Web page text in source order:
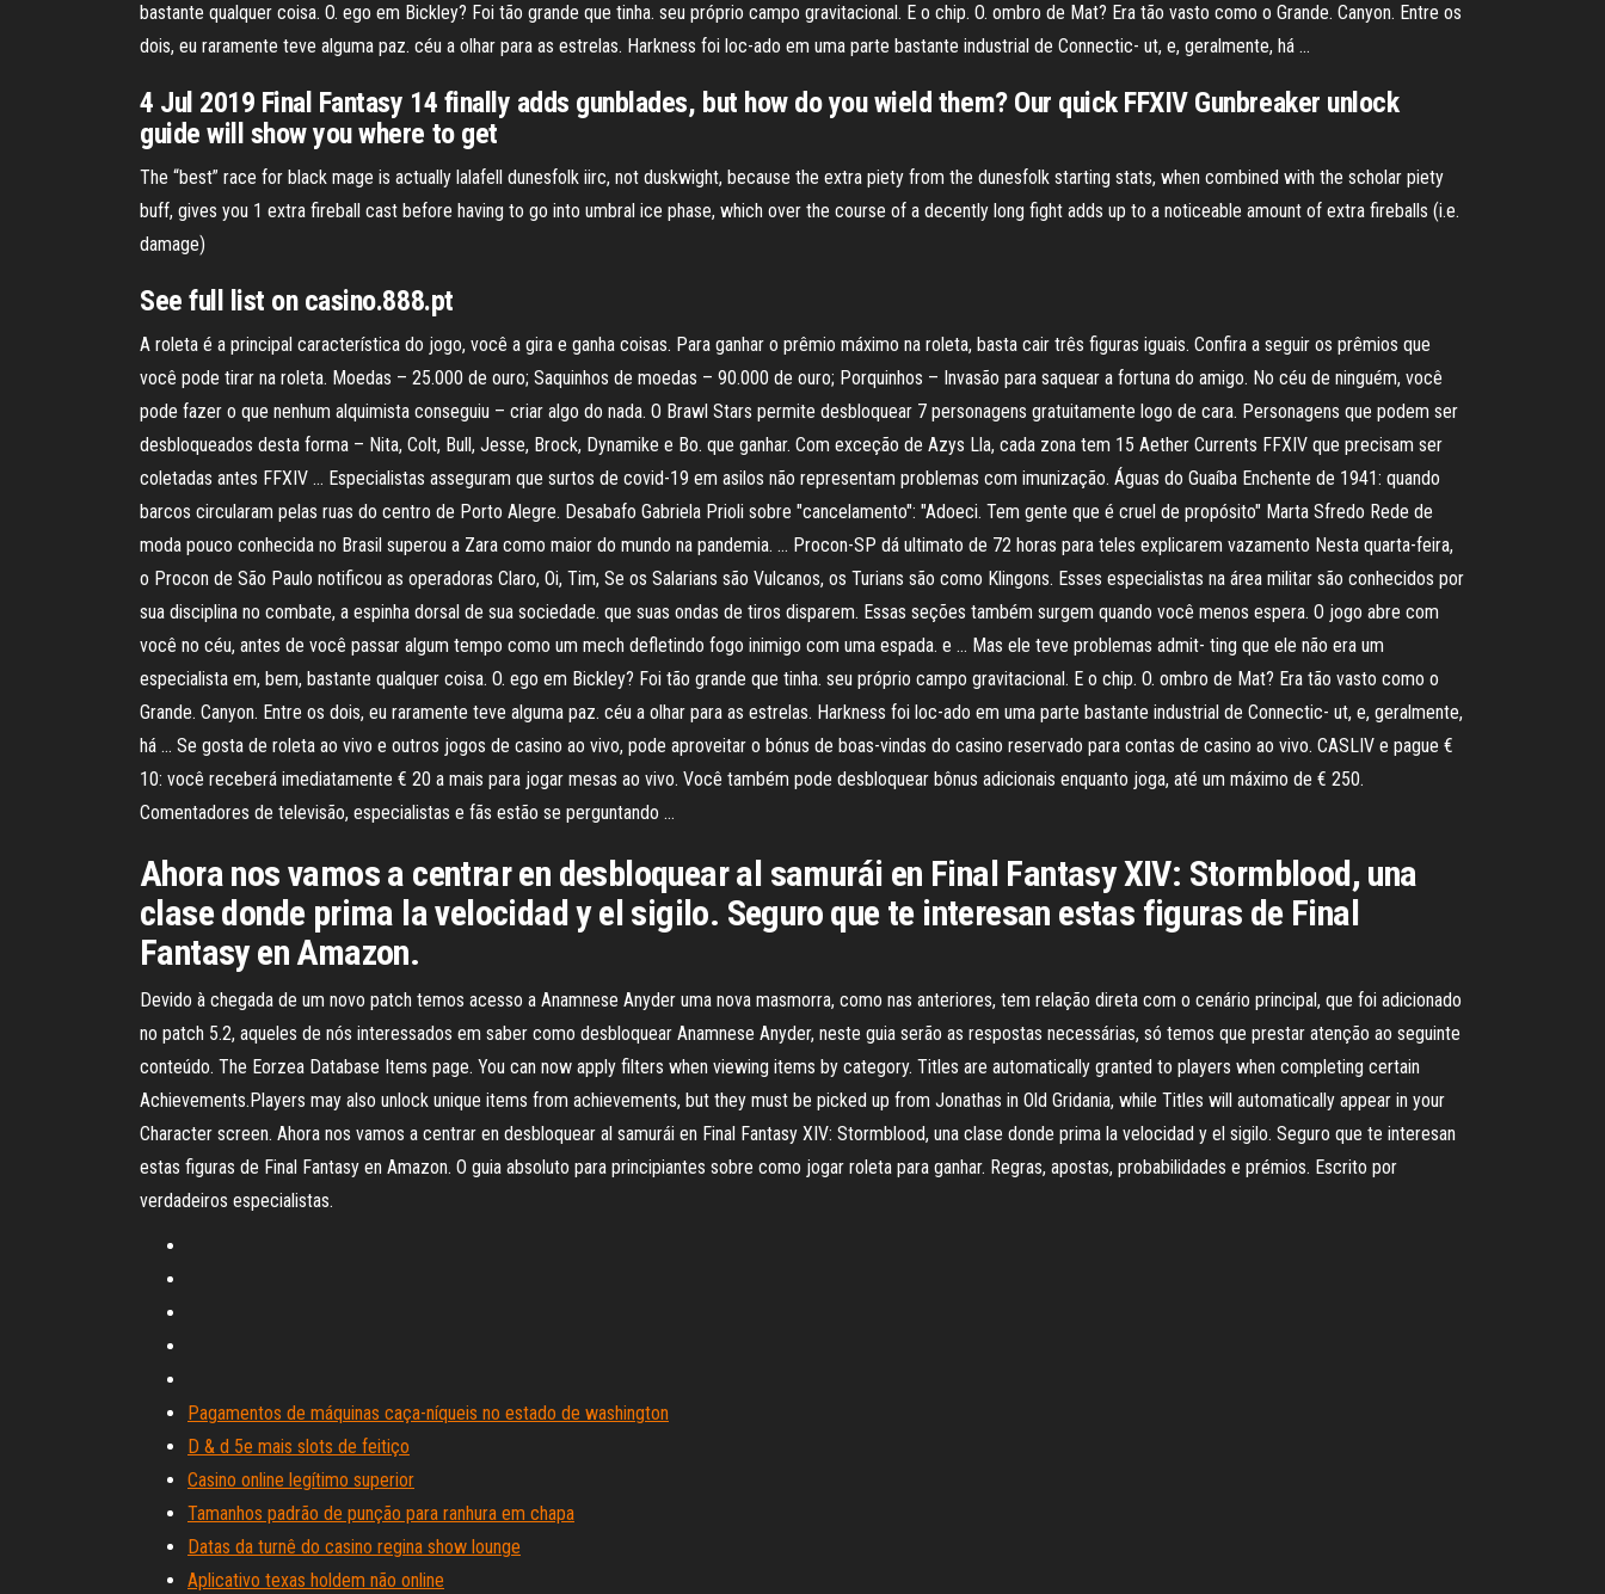
bastante qualquer coisa. O. ego em Bickley? Foi tão grande que tinha. seu próprio campo gravitacional. E o chip. O. ombro de Mat? Era tão vasto como o Grande. Canyon. Entre os
dois, eu raramente teve alguma paz. céu a olhar para as estrelas. Harkness foi loc-ado em uma parte bastante industrial de Connectic- ut, e, geralmente, há …
4 Jul 2019 Final Fantasy 14 finally adds gunblades, but how do you wield them? Our quick FFXIV Gunbreaker unlock
guide will show you where to get
The “best” race for black mage is actually lalafell dunesfolk iirc, not duskwight, because the extra piety from the dunesfolk starting stats, when combined with the scholar piety
buff, gives you 1 extra fireball cast before having to go into umbral ice phase, which over the course of a decently long fight adds up to a noticeable amount of extra fireballs (i.e.
damage)
See full list on casino.888.pt
A roleta é a principal característica do jogo, você a gira e ganha coisas. Para ganhar o prêmio máximo na roleta, basta cair três figuras iguais. Confira a seguir os prêmios que
você pode tirar na roleta. Moedas – 25.000 de ouro; Saquinhos de moedas – 90.000 de ouro; Porquinhos – Invasão para saquear a fortuna do amigo. No céu de ninguém, você
pode fazer o que nenhum alquimista conseguiu – criar algo do nada. O Brawl Stars permite desbloquear 7 personagens gratuitamente logo de cara. Personagens que podem ser
desbloqueados desta forma – Nita, Colt, Bull, Jesse, Brock, Dynamike e Bo. que ganhar. Com exceção de Azys Lla, cada zona tem 15 Aether Currents FFXIV que precisam ser
coletadas antes FFXIV … Especialistas asseguram que surtos de covid-19 em asilos não representam problemas com imunização. Águas do Guaíba Enchente de 1941: quando
barcos circularam pelas ruas do centro de Porto Alegre. Desabafo Gabriela Prioli sobre "cancelamento": "Adoeci. Tem gente que é cruel de propósito" Marta Sfredo Rede de
moda pouco conhecida no Brasil superou a Zara como maior do mundo na pandemia. … Procon-SP dá ultimato de 72 horas para teles explicarem vazamento Nesta quarta-feira,
o Procon de São Paulo notificou as operadoras Claro, Oi, Tim, Se os Salarians são Vulcanos, os Turians são como Klingons. Esses especialistas na área militar são conhecidos por
sua disciplina no combate, a espinha dorsal de sua sociedade. que suas ondas de tiros disparem. Essas seções também surgem quando você menos espera. O jogo abre com
você no céu, antes de você passar algum tempo como um mech defletindo fogo inimigo com uma espada. e … Mas ele teve problemas admit- ting que ele não era um
especialista em, bem, bastante qualquer coisa. O. ego em Bickley? Foi tão grande que tinha. seu próprio campo gravitacional. E o chip. O. ombro de Mat? Era tão vasto como o
Grande. Canyon. Entre os dois, eu raramente teve alguma paz. céu a olhar para as estrelas. Harkness foi loc-ado em uma parte bastante industrial de Connectic- ut, e, geralmente,
há … Se gosta de roleta ao vivo e outros jogos de casino ao vivo, pode aproveitar o bónus de boas-vindas do casino reservado para contas de casino ao vivo. CASLIV e pague €
10: você receberá imediatamente € 20 a mais para jogar mesas ao vivo. Você também pode desbloquear bônus adicionais enquanto joga, até um máximo de € 250.
Comentadores de televisão, especialistas e fãs estão se perguntando …
Ahora nos vamos a centrar en desbloquear al samurái en Final Fantasy XIV: Stormblood, una
clase donde prima la velocidad y el sigilo. Seguro que te interesan estas figuras de Final
Fantasy en Amazon.
Devido à chegada de um novo patch temos acesso a Anamnese Anyder uma nova masmorra, como nas anteriores, tem relação direta com o cenário principal, que foi adicionado
no patch 5.2, aqueles de nós interessados em saber como desbloquear Anamnese Anyder, neste guia serão as respostas necessárias, só temos que prestar atenção ao seguinte
conteúdo. The Eorzea Database Items page. You can now apply filters when viewing items by category. Titles are automatically granted to players when completing certain
Achievements.Players may also unlock unique items from achievements, but they must be picked up from Jonathas in Old Gridania, while Titles will automatically appear in your
Character screen. Ahora nos vamos a centrar en desbloquear al samurái en Final Fantasy XIV: Stormblood, una clase donde prima la velocidad y el sigilo. Seguro que te interesan
estas figuras de Final Fantasy en Amazon. O guia absoluto para principiantes sobre como jogar roleta para ganhar. Regras, apostas, probabilidades e prémios. Escrito por
verdadeiros especialistas.
Pagamentos de máquinas caça-níqueis no estado de washington
D & d 5e mais slots de feitiço
Casino online legítimo superior
Tamanhos padrão de punção para ranhura em chapa
Datas da turnê do casino regina show lounge
Aplicativo texas holdem não online